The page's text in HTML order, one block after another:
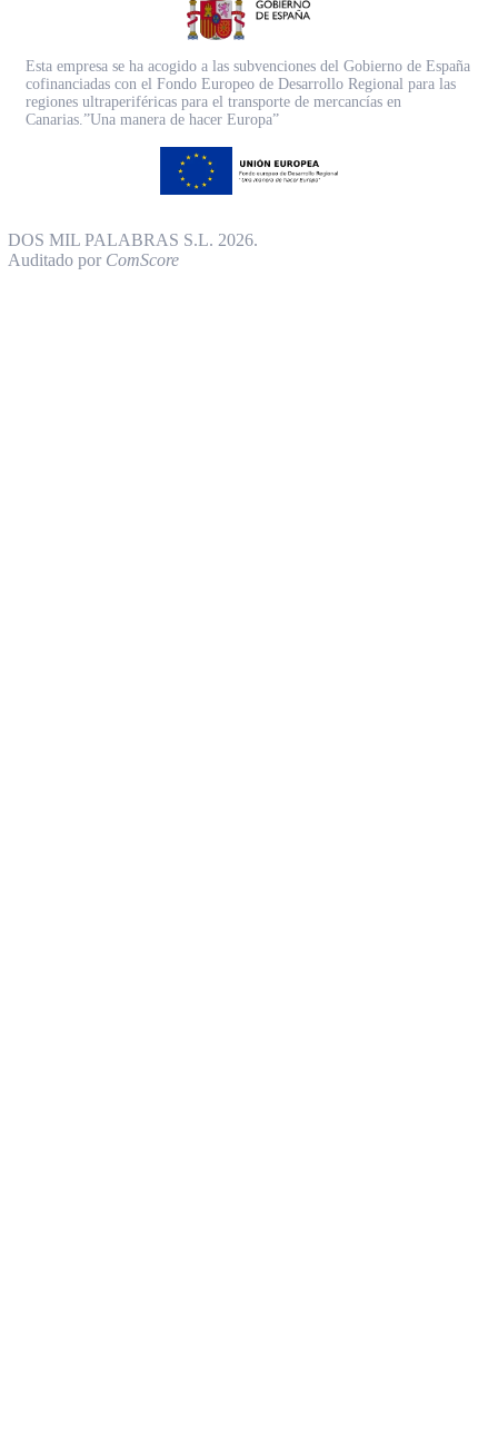
Esta empresa se ha acogido a las subvenciones del Gobierno de España
cofinanciadas con el Fondo Europeo de Desarrollo Regional para las
regiones ultraperiféricas para el transporte de mercancías en
Canarias.”Una manera de hacer Europa”
DOS MIL PALABRAS S.L. 2026.
Auditado por ComScore